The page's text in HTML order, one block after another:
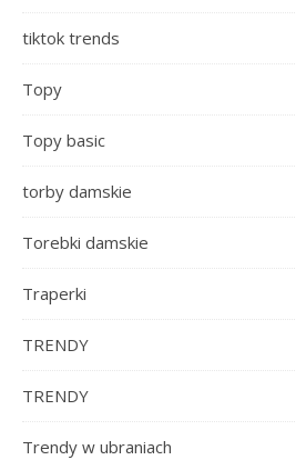
tiktok trends
Topy
Topy basic
torby damskie
Torebki damskie
Traperki
TRENDY
TRENDY
Trendy w ubraniach